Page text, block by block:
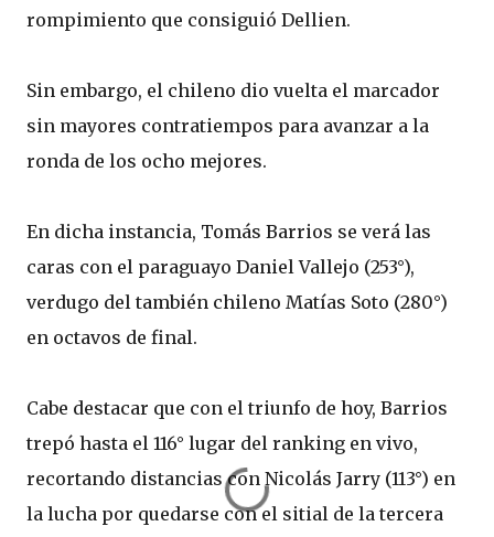
rompimiento que consiguió Dellien.
Sin embargo, el chileno dio vuelta el marcador
sin mayores contratiempos para avanzar a la
ronda de los ocho mejores.
En dicha instancia, Tomás Barrios se verá las
caras con el paraguayo Daniel Vallejo (253°),
verdugo del también chileno Matías Soto (280°)
en octavos de final.
Cabe destacar que con el triunfo de hoy, Barrios
trepó hasta el 116° lugar del ranking en vivo,
recortando distancias con Nicolás Jarry (113°) en
la lucha por quedarse con el sitial de la tercera